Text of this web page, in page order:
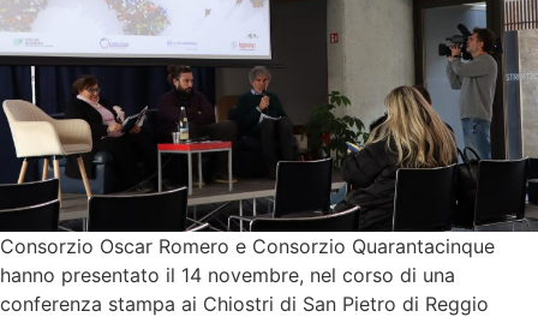
Consorzio Oscar Romero e Consorzio Quarantacinque
hanno presentato il 14 novembre, nel corso di una
conferenza stampa ai Chiostri di San Pietro di Reggio